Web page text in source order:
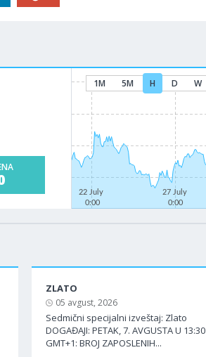
1M 5M H D W
22 July
0:00
27 July
0:00
ZLATO
05 avgust, 2026
Sedmični specijalni izveštaj: Zlato
DOGAĐAJI: PETAK, 7. AVGUSTA U 13:30
GMT+1: BROJ ZAPOSLENIH...